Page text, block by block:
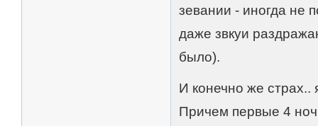
зевании - иногда не
даже звкуи
было).
И конечно же страх..
Причем первые 4